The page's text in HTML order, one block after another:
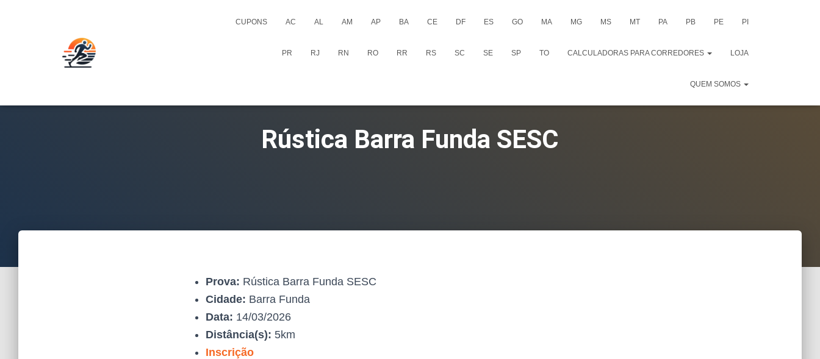
CUPONS AC AL AM AP BA CE DF ES GO MA MG MS MT PA PB PE PI
PR RJ RN RO RR RS SC SE SP TO CALCULADORAS PARA CORREDORES LOJA
QUEM SOMOS
Rústica Barra Funda SESC
Prova: Rústica Barra Funda SESC
Cidade: Barra Funda
Data: 14/03/2026
Distância(s): 5km
Inscrição